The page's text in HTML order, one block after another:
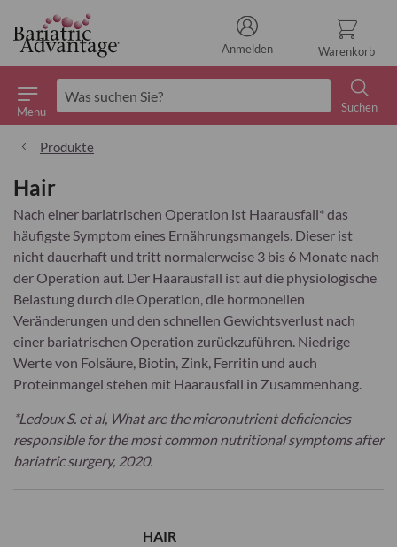
Menu
Suchen
Warenkorb
Anmelden
Produkte
Hair
Nach einer bariatrischen Operation ist Haarausfall* das
häufigste Symptom eines Ernährungsmangels. Dieser ist
nicht dauerhaft und tritt normalerweise 3 bis 6 Monate nach
der Operation auf. Der Haarausfall ist auf die physiologische
Belastung durch die Operation, die hormonellen
Veränderungen und den schnellen Gewichtsverlust nach
einer bariatrischen Operation zurückzuführen. Niedrige
Werte von Folsäure, Biotin, Zink, Ferritin und auch
Proteinmangel stehen mit Haarausfall in Zusammenhang.
*Ledoux S. et al, What are the micronutrient deficiencies
responsible for the most common nutritional symptoms after
bariatric surgery, 2020.
HAIR